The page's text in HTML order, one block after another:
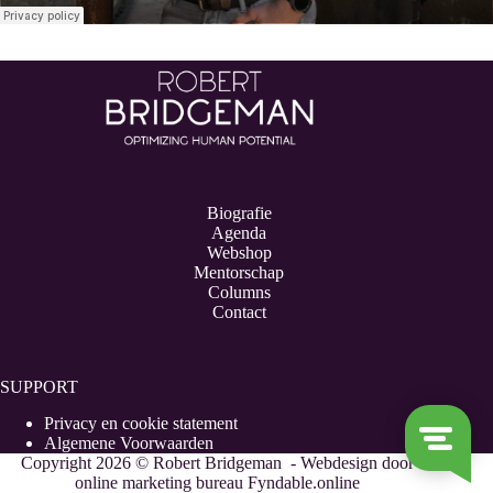
Biografie
Agenda
Webshop
Mentorschap
Columns
Contact
SUPPORT
Privacy en cookie statement
Algemene Voorwaarden
Copyright 2026 © Robert Bridgeman - Webdesign door
online marketing bureau Fyndable.online